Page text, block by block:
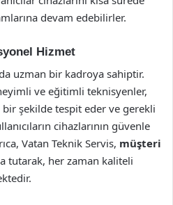
devam edebilirler.
Hizmet
uzman bir kadroya sahiptir.
ve eğitimli teknisyenler,
bir şekilde tespit eder ve gerekli
cihazlarının güvenle
Vatan Teknik Servis, müşteri
tutarak, her zaman kaliteli